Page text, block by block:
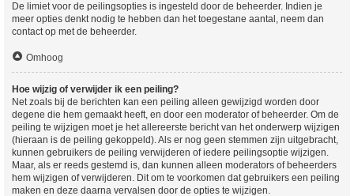
De limiet voor de peilingsopties is ingesteld door de beheerder. Indien je
meer opties denkt nodig te hebben dan het toegestane aantal, neem dan
contact op met de beheerder.
Omhoog
Hoe wijzig of verwijder ik een peiling?
Net zoals bij de berichten kan een peiling alleen gewijzigd worden door
degene die hem gemaakt heeft, en door een moderator of beheerder. Om de
peiling te wijzigen moet je het allereerste bericht van het onderwerp wijzigen
(hieraan is de peiling gekoppeld). Als er nog geen stemmen zijn uitgebracht,
kunnen gebruikers de peiling verwijderen of iedere peilingsoptie wijzigen.
Maar, als er reeds gestemd is, dan kunnen alleen moderators of beheerders
hem wijzigen of verwijderen. Dit om te voorkomen dat gebruikers een peiling
maken en deze daarna vervalsen door de opties te wijzigen.